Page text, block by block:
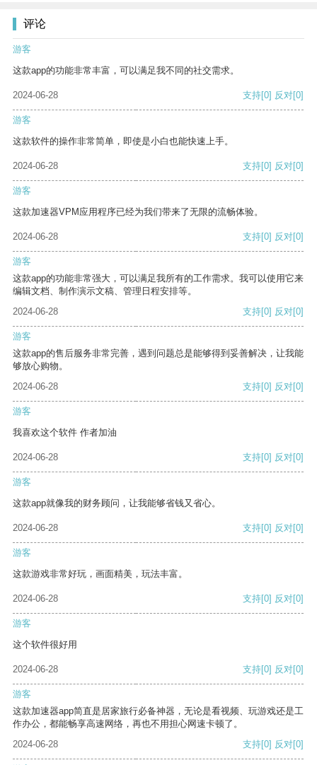
评论
游客
这款app的功能非常丰富，可以满足我不同的社交需求。
2024-06-28 支持[0] 反对[0]
游客
这款软件的操作非常简单，即使是小白也能快速上手。
2024-06-28 支持[0] 反对[0]
游客
这款加速器VPM应用程序已经为我们带来了无限的流畅体验。
2024-06-28 支持[0] 反对[0]
游客
这款app的功能非常强大，可以满足我所有的工作需求。我可以使用它来
编辑文档、制作演示文稿、管理日程安排等。
2024-06-28
支持[0] 反对[0]
游客
这款app的售后服务非常完善，遇到问题总是能够得到妥善解决，让我能
够放心购物。
2024-06-28
支持[0] 反对[0]
游客
我喜欢这个软件 作者加油
2024-06-28 支持[0] 反对[0]
游客
这款app就像我的财务顾问，让我能够省钱又省心。
2024-06-28 支持[0] 反对[0]
游客
这款游戏非常好玩，画面精美，玩法丰富。
2024-06-28 支持[0] 反对[0]
游客
这个软件很好用
2024-06-28 支持[0] 反对[0]
游客
这款加速器app简直是居家旅行必备神器，无论是看视频、玩游戏还是工
作办公，都能畅享高速网络，再也不用担心网速卡顿了。
2024-06-28
支持[0] 反对[0]